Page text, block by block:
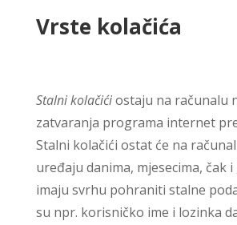
Vrste kolačića
Stalni kolačićiostaju na računalu
zatvaranja programa internet
Stalni kolačići ostat će na
uređaju danima, mjesecima, čak
imaju svrhu pohraniti stalne
su npr. korisničko ime i lozinka